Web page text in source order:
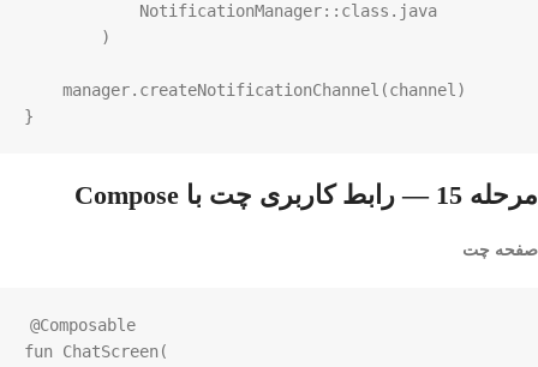
NotificationManager:: class . java
manager. createNotificationChannel (channel)
}
مرحله 15 — رابط کاربری چت با Compose
صفحه چت
@Composable
fun ChatScreen(